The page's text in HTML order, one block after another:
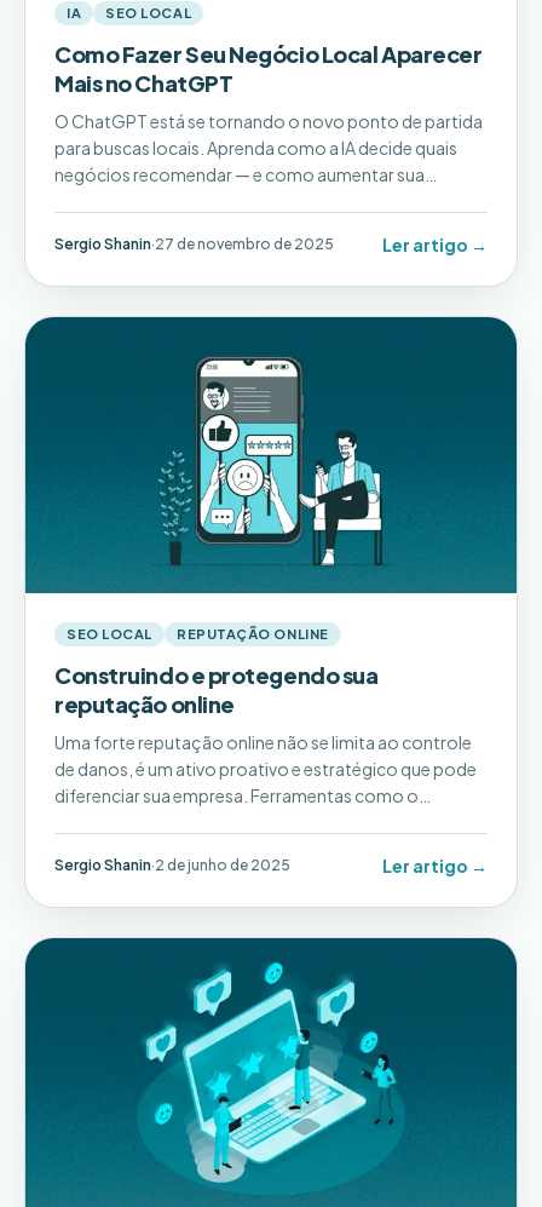
IA SEO LOCAL
Como Fazer Seu Negócio Local Aparecer
Mais no ChatGPT
O ChatGPT está se tornando o novo ponto de partida
para buscas locais. Aprenda como a IA decide quais
negócios recomendar — e como aumentar sua
confiável.
Sergio Shanin·27 de novembro de 2025 Ler artigo →
SEO LOCAL REPUTAÇÃO ONLINE
Construindo e protegendo sua
reputação online
Uma forte reputação online não se limita ao controle
de danos, é um ativo proativo e estratégico que pode
diferenciar sua empresa. Ferramentas como o
impulsionar o sucesso a longo prazo.
Sergio Shanin·2 de junho de 2025 Ler artigo →